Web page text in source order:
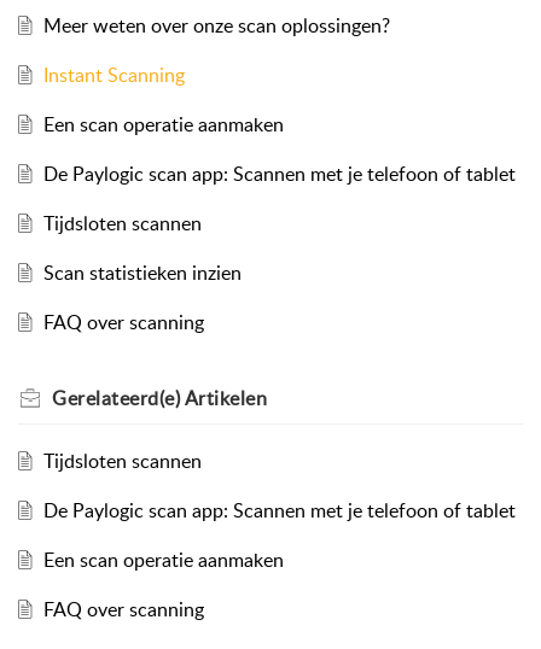
Meer weten over onze scan oplossingen?
Instant Scanning
Een scan operatie aanmaken
De Paylogic scan app: Scannen met je telefoon of tablet
Tijdsloten scannen
Scan statistieken inzien
FAQ over scanning
Gerelateerd(e)Artikelen
Tijdsloten scannen
De Paylogic scan app: Scannen met je telefoon of tablet
Een scan operatie aanmaken
FAQ over scanning